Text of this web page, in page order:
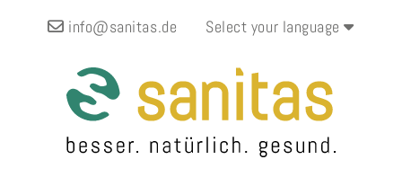
info@sanitas.de Select your language